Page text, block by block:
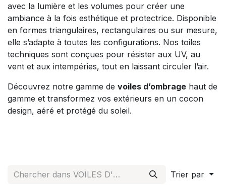
avec la lumière et les volumes pour créer une
ambiance à la fois esthétique et protectrice. Disponible
en formes triangulaires, rectangulaires ou sur mesure,
elle s’adapte à toutes les configurations. Nos toiles
techniques sont conçues pour résister aux UV, au
vent et aux intempéries, tout en laissant circuler l’air.
Découvrez notre gamme de voiles d’ombrage haut de
gamme et transformez vos extérieurs en un cocon
design, aéré et protégé du soleil.
Trier par